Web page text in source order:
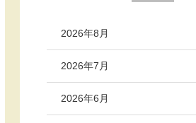
2026年8月
2026年7月
2026年6月